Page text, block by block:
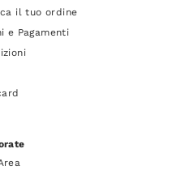
il tuo ordine
e Pagamenti